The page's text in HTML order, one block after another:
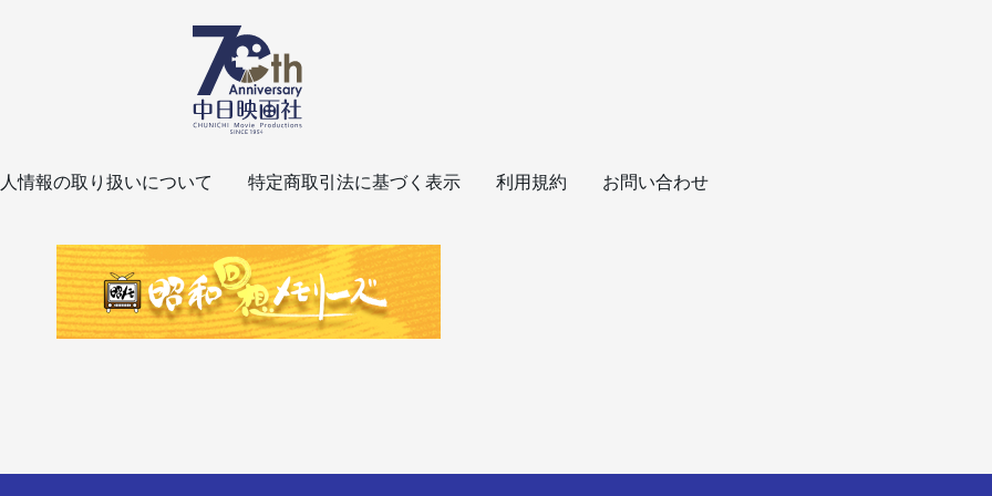
情報の取り扱いについて 特定商取引法に基づく表示 利用規約 お問い合わせ